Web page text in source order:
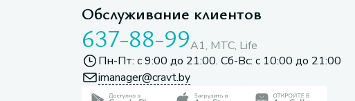
Обслуживание клиентов
637-88-99A1, МТС, Life
Пн-Пт: с 9:00 до 21:00. Сб-Вс: с 10:00 до 21:00
imanager@cravt.by